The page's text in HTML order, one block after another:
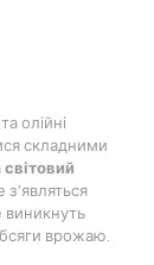
та олійні
складними
світовий
виникнуть
врожаю.